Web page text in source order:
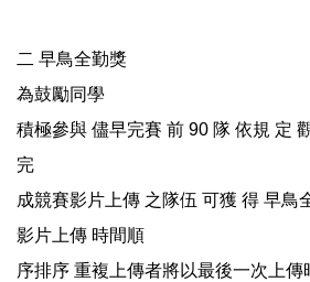
二 早鳥全勤獎
為鼓勵同學
積極參與 儘早完賽 前 90 隊 依規 定
完
成競賽影片上傳 之隊伍 可獲 得 早鳥
影片上傳 時間順
序排序 重複上傳者將以最後一次上